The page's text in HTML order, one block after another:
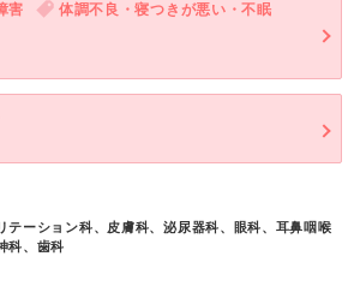
害
体調不良・寝つきが悪い・不眠
テーション科、皮膚科、泌尿器科、眼科、耳鼻咽喉
科、歯科